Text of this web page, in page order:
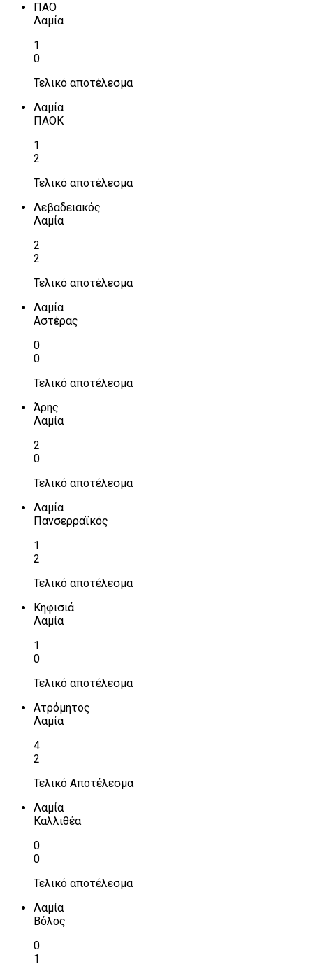
ΠΑΟ
Λαμία
1
0
Τελικό αποτέλεσμα
Λαμία
ΠΑΟΚ
1
2
Τελικό αποτέλεσμα
Λεβαδειακός
Λαμία
2
2
Τελικό αποτέλεσμα
Λαμία
Αστέρας
0
0
Τελικό αποτέλεσμα
Άρης
Λαμία
2
0
Τελικό αποτέλεσμα
Λαμία
Πανσερραϊκός
1
2
Τελικό αποτέλεσμα
Κηφισιά
Λαμία
1
0
Τελικό αποτέλεσμα
Ατρόμητος
Λαμία
4
2
Τελικό Αποτέλεσμα
Λαμία
Καλλιθέα
0
0
Τελικό αποτέλεσμα
Λαμία
Βόλος
0
1